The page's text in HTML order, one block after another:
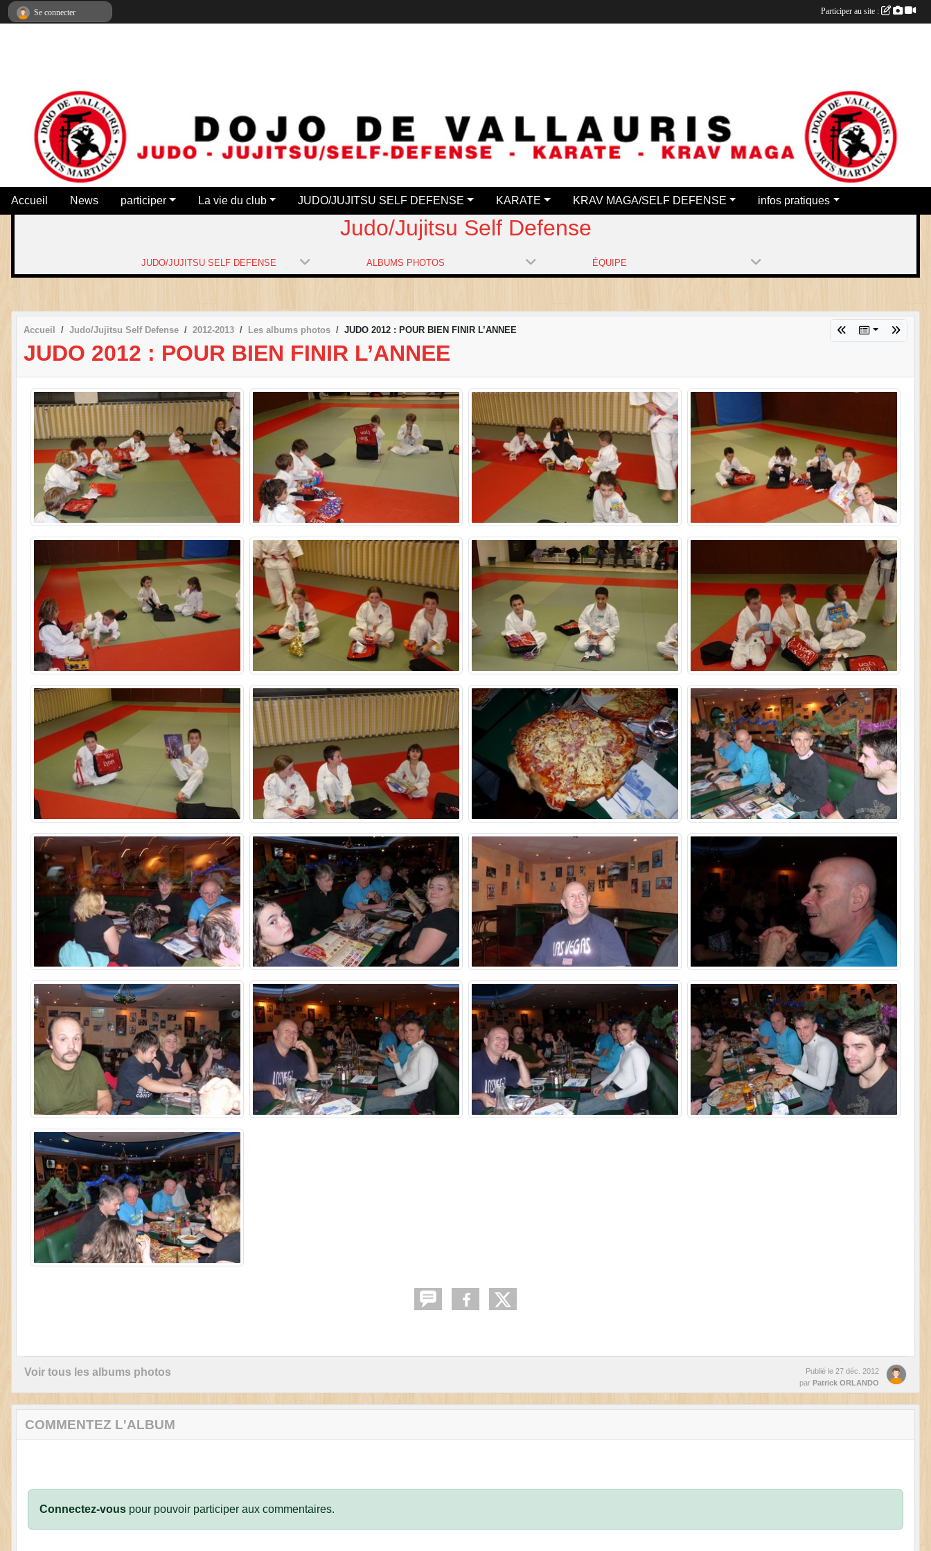
Accueil News participer La vie du club JUDO/JUJITSU SELF DEFENSE KARATE KRAV MAGA/SELF DEFENSE infos pratiques
Judo/Jujitsu Self Defense
JUDO/JUJITSU SELF DEFENSE ALBUMS PHOTOS ÉQUIPE
Accueil Judo/Jujitsu Self Defense 2012-2013 Les albums photos JUDO 2012 : POUR BIEN FINIR L’ANNEE
JUDO 2012 : POUR BIEN FINIR L’ANNEE
Voir tous les albums photos Publié le 27 déc. 2012
par Patrick ORLANDO
COMMENTEZ L'ALBUM
Connectez-vous pour pouvoir participer aux commentaires.
Se connecter Participer au site :
Panneau de gestion des cookies